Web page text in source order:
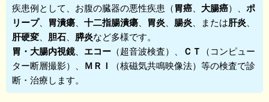
疾患例として、お腹の臓器の悪性疾患（胃癌 大腸癌）、 ポ
リープ、 胃潰瘍 十二指腸潰瘍 胃炎 腸炎 、または肝炎
肝硬変 胆石 膵炎など多様です。
胃・大腸内視鏡、 エコー （超音波検査）、 ＣＴ （コンピュー
ター断層撮影）、 ＭＲＩ
（核磁気共鳴映像法）等の検査で診
断・治療します。